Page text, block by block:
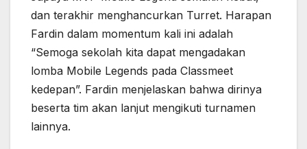
dan terakhir menghancurkan Turret. Harapan
Fardin dalam momentum kali ini adalah
“Semoga sekolah kita dapat mengadakan
lomba Mobile Legends pada Classmeet
kedepan”. Fardin menjelaskan bahwa dirinya
beserta tim akan lanjut mengikuti turnamen
lainnya.